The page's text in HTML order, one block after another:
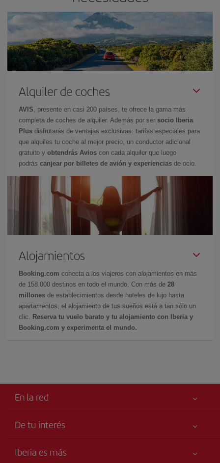
Alquiler de coches
AVIS, presente en casi 200 países, te ofrece la gama más
completa de coches de alquiler. Además por ser socio Iberia
Plus disfrutarás de ventajas exclusivas: tarifas especiales para
que alquiles tu coche al mejor precio, un conductor adicional
gratuito y obtendrás Avios con cada alquiler que luego
podrás canjear por billetes de avión y experiencias de ocio.
Alojamientos
Booking.com conecta a los viajeros con alojamientos en más
de 158.000 destinos en todo el mundo. Con más de 28
millones de establecimientos desde hoteles de lujo hasta
apartamentos, el alojamiento de tus sueños está a tan sólo un
clic. Reserva tu vuelo barato y tu alojamiento con Iberia y
Booking.com y experimenta el mundo.
En la red
De tu interés
Accesibilidad
Iberia es más